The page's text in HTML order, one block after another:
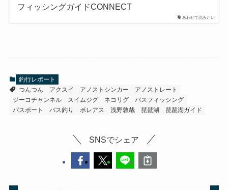
あわせて読みたい
フィッシングガイドCONNECT
釣行レポート
つんつん
アクスイ アノストシンカー
アノストレート
ジーコチャンネル
スイムジグ ネコリグ
バスフィッシング
バスボート
バス釣り ボレアス 浅野敦哉 琵琶湖 琵琶湖ガイド
SNSでシェア